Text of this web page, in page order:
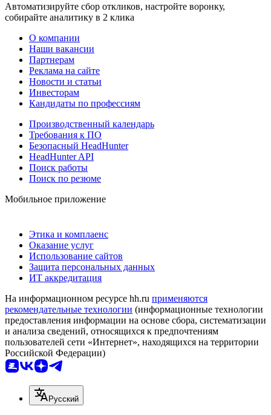
Автоматизируйте сбор откликов, настройте воронку,
собирайте аналитику в 2 клика
О компании
Наши вакансии
Партнерам
Реклама на сайте
Новости и статьи
Инвесторам
Кандидаты по профессиям
Производственный календарь
Требования к ПО
Безопасный HeadHunter
HeadHunter API
Поиск работы
Поиск по резюме
Мобильное приложение
Этика и комплаенс
Оказание услуг
Использование сайтов
Защита персональных данных
ИТ аккредитация
На информационном ресурсе hh.ru применяются
рекомендательные технологии (информационные технологии
предоставления информации на основе сбора, систематизации
и анализа сведений, относящихся к предпочтениям
пользователей сети «Интернет», находящихся на территории
Российской Федерации)
Русский